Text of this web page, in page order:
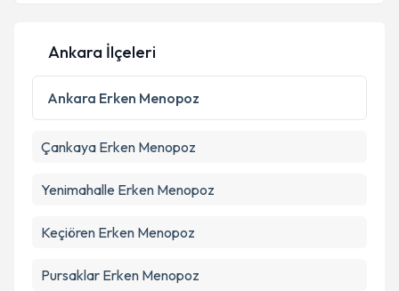
Ankara İlçeleri
Ankara Erken Menopoz
Çankaya Erken Menopoz
Yenimahalle Erken Menopoz
Keçiören Erken Menopoz
Pursaklar Erken Menopoz